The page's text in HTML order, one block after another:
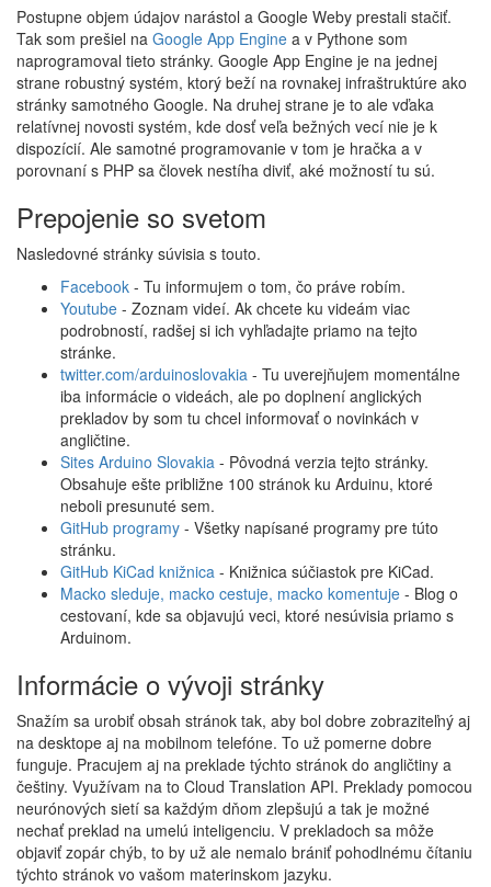
Postupne objem údajov narástol a Google Weby prestali stačiť.
Tak som prešiel na Google App Engine a v Pythone som
naprogramoval tieto stránky. Google App Engine je na jednej
strane robustný systém, ktorý beží na rovnakej infraštruktúre ako
stránky samotného Google. Na druhej strane je to ale vďaka
relatívnej novosti systém, kde dosť veľa bežných vecí nie je k
dispozícií. Ale samotné programovanie v tom je hračka a v
porovnaní s PHP sa človek nestíha diviť, aké možností tu sú.
Prepojenie so svetom
Nasledovné stránky súvisia s touto.
Facebook - Tu informujem o tom, čo práve robím.
Youtube - Zoznam videí. Ak chcete ku videám viac
podrobností, radšej si ich vyhľadajte priamo na tejto
stránke.
twitter.com/arduinoslovakia - Tu uverejňujem momentálne
iba informácie o videách, ale po doplnení anglických
prekladov by som tu chcel informovať o novinkách v
angličtine.
Sites Arduino Slovakia - Pôvodná verzia tejto stránky.
Obsahuje ešte približne 100 stránok ku Arduinu, ktoré
neboli presunuté sem.
GitHub programy - Všetky napísané programy pre túto
stránku.
GitHub KiCad knižnica - Knižnica súčiastok pre KiCad.
Macko sleduje, macko cestuje, macko komentuje - Blog o
cestovaní, kde sa objavujú veci, ktoré nesúvisia priamo s
Arduinom.
Informácie o vývoji stránky
Snažím sa urobiť obsah stránok tak, aby bol dobre zobraziteľný aj
na desktope aj na mobilnom telefóne. To už pomerne dobre
funguje. Pracujem aj na preklade týchto stránok do angličtiny a
češtiny. Využívam na to Cloud Translation API. Preklady pomocou
neurónových sietí sa každým dňom zlepšujú a tak je možné
nechať preklad na umelú inteligenciu. V prekladoch sa môže
objaviť zopár chýb, to by už ale nemalo brániť pohodlnému čítaniu
týchto stránok vo vašom materinskom jazyku.